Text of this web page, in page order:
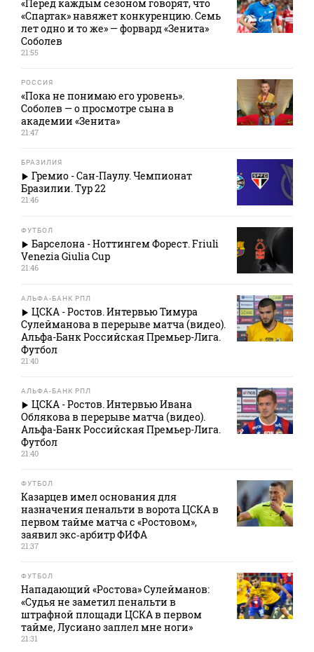
«Перед каждым сезоном говорят, что
«Спартак» навяжет конкуренцию. Семь
лет одно и то же» — форвард «Зенита»
Соболев
21:55
РОССИЯ
«Пока не понимаю его уровень».
Соболев — о просмотре сына в
академии «Зенита»
21:47
БРАЗИЛИЯ
Гремио - Сан-Паулу. Чемпионат
Бразилии. Тур 22
21:46
ФУТБОЛ
Барселона - Ноттингем Форест. Friuli
Venezia Giulia Cup
21:46
АЛЬФА-БАНК РПЛ
ЦСКА - Ростов. Интервью Тимура
Сулейманова в перерыве матча (видео).
Альфа-Банк Российская Премьер-Лига.
Футбол
21:40
АЛЬФА-БАНК РПЛ
ЦСКА - Ростов. Интервью Ивана
Облякова в перерыве матча (видео).
Альфа-Банк Российская Премьер-Лига.
Футбол
21:40
ФУТБОЛ
Казарцев имел основания для
назначения пенальти в ворота ЦСКА в
первом тайме матча с «Ростовом»,
заявил экс‑арбитр ФИФА
21:37
ФУТБОЛ
Нападающий «Ростова» Сулейманов:
«Судья не заметил пенальти в
штрафной площади ЦСКА в первом
тайме, Лусиано заплел мне ноги»
21:31